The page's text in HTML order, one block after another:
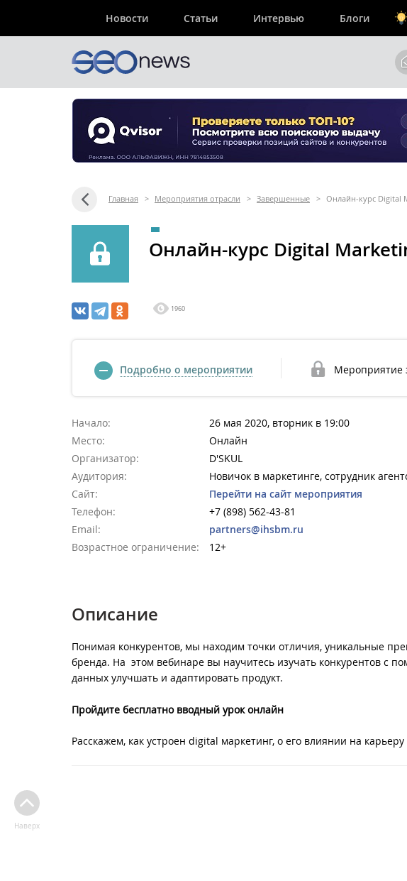
Новости Статьи Интервью Блоги
Главная > Мероприятия отрасли > Завершенные > Онлайн-курс Digital
Онлайн-курс Digital
1960
Подробно о мероприятии Мероприятие
Начало:
26 мая 2020, вторник в 19:00
Место:
Онлайн
Организатор:
D'SKUL
Аудитория:
Новичок в маркетинге, сотрудник
Сайт:
Перейти на сайт мероприятия
Телефон:
+7 (898) 562-43-81
Email:
partners@ihsbm.ru
Возрастное ограничение:
12+
Описание
Понимая конкурентов, мы находим точки отличия, уникальные
бренда. На этом вебинаре вы научитесь изучать конкурентов с
данных улучшать и адаптировать продукт.
Пройдите бесплатно вводный урок онлайн
Расскажем, как устроен digital маркетинг, о его влиянии на
Наверх